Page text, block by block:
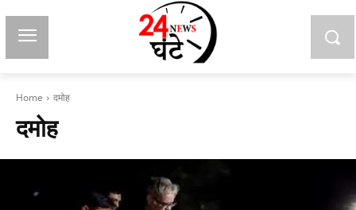
Home दमोह
दमोह